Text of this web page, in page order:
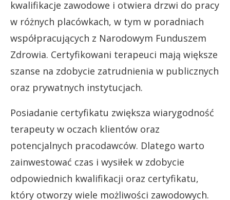
kwalifikacje zawodowe i otwiera drzwi do pracy
w różnych placówkach, w tym w poradniach
współpracujących z Narodowym Funduszem
Zdrowia. Certyfikowani terapeuci mają większe
szanse na zdobycie zatrudnienia w publicznych
oraz prywatnych instytucjach.
Posiadanie certyfikatu zwiększa wiarygodność
terapeuty w oczach klientów oraz
potencjalnych pracodawców. Dlatego warto
zainwestować czas i wysiłek w zdobycie
odpowiednich kwalifikacji oraz certyfikatu,
który otworzy wiele możliwości zawodowych.